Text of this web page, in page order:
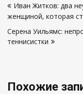
по
записям
Иван Житков: два
женщиной, которая
Серена Уильямс:
теннисистки
Похожие